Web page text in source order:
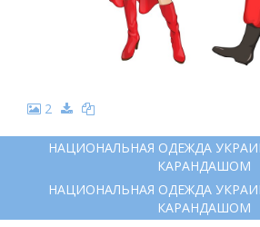
2
НАЦИОНАЛЬНАЯ ОДЕЖДА
КАРАНДАШОМ
НАЦИОНАЛЬНАЯ ОДЕЖДА
КАРАНДАШОМ